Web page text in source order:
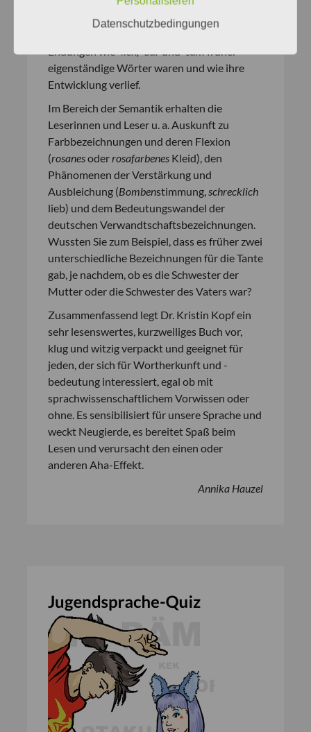
aufwändig/aufwendigauf sich hat. Für viele
Lesende wird sicherlich auch neu sein, dass
Endungen wie-lich, -barund-samfrüher
eigenständige Wörter waren und wie ihre
Entwicklung verlief.
Im Bereich der Semantik erhalten die
Leserinnen und Leser u. a. Auskunft zu
Farbbezeichnungen und deren Flexion
(rosanesoderrosafarbenes Kleid), den
Phänomenen der Verstärkung und
Ausbleichung (Bombenstimmung,schrecklich
lieb) und dem Bedeutungswandel der
deutschen Verwandtschaftsbezeichnungen.
Wussten Sie zum Beispiel, dass es früher zwei
unterschiedliche Bezeichnungen für die Tante
gab, je nachdem, ob es die Schwester der
Mutter oder die Schwester des Vaters war?
Zusammenfassend legt Dr. Kristin Kopf ein
sehr lesenswertes, kurzweiliges Buch vor,
klug und witzig verpackt und geeignet für
jeden, der sich für Wortherkunft und -
bedeutung interessiert, egal ob mit
sprachwissenschaftlichem Vorwissen oder
ohne. Es sensibilisiert für unsere Sprache und
weckt Neugierde, es bereitet Spaß beim
Lesen und verursacht den einen oder
anderen Aha-Effekt.
Annika Hauzel
Datenschutzbedingungen